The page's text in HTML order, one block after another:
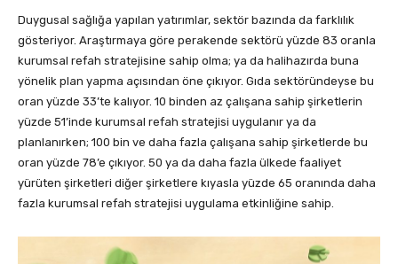
Duygusal sağlığa yapılan yatırımlar, sektör bazında da farklılık
gösteriyor. Araştırmaya göre perakende sektörü yüzde 83 oranla
kurumsal refah stratejisine sahip olma; ya da halihazırda buna
yönelik plan yapma açısından öne çıkıyor. Gıda sektöründeyse bu
oran yüzde 33’te kalıyor. 10 binden az çalışana sahip şirketlerin
yüzde 51’inde kurumsal refah stratejisi uygulanır ya da
planlanırken; 100 bin ve daha fazla çalışana sahip şirketlerde bu
oran yüzde 78’e çıkıyor. 50 ya da daha fazla ülkede faaliyet
yürüten şirketleri diğer şirketlere kıyasla yüzde 65 oranında daha
fazla kurumsal refah stratejisi uygulama etkinliğine sahip.